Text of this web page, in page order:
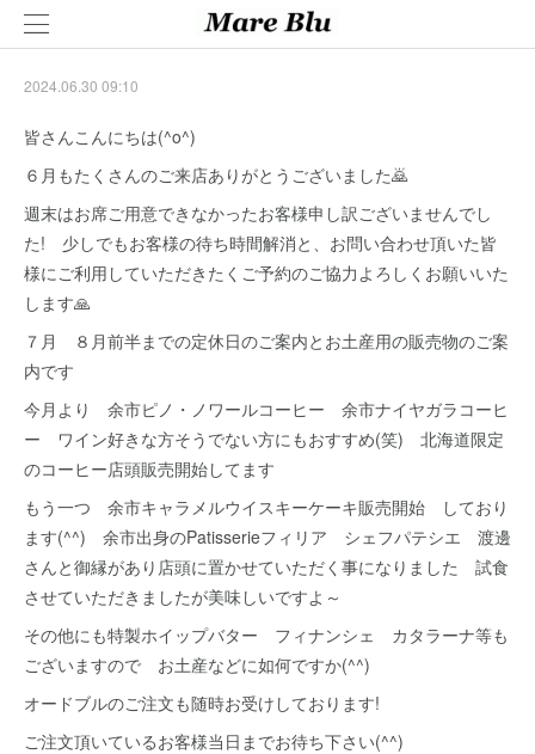
2024.06.30 09:10
皆さんこんにちは(^o^)
６月もたくさんのご来店ありがとうございました🙇
週末はお席ご用意できなかったお客様申し訳ございませんでし
た! 少しでもお客様の待ち時間解消と、お問い合わせ頂いた皆
様にご利用していただきたくご予約のご協力よろしくお願いいた
します🙏
７月 ８月前半までの定休日のご案内とお土産用の販売物のご案
内です
今月より 余市ピノ・ノワールコーヒー 余市ナイヤガラコーヒ
ー ワイン好きな方そうでない方にもおすすめ(笑) 北海道限定
のコーヒー店頭販売開始してます
もう一つ 余市キャラメルウイスキーケーキ販売開始 しており
ます(^^) 余市出身のPatisserieフィリア シェフパテシエ 渡邊
さんと御縁があり店頭に置かせていただく事になりました 試食
させていただきましたが美味しいですよ～
その他にも特製ホイップバター フィナンシェ カタラーナ等も
ございますので お土産などに如何ですか(^^)
オードブルのご注文も随時お受けしております!
ご注文頂いているお客様当日までお待ち下さい(^^)